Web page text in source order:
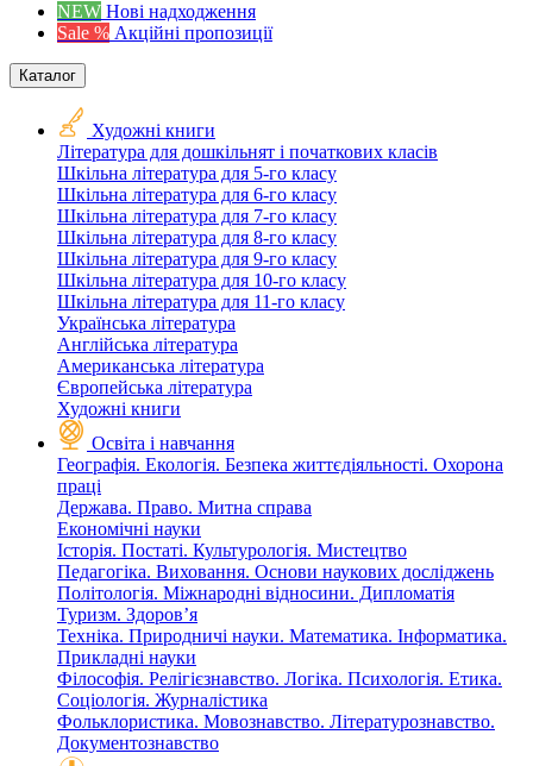
NEW Нові надходження
Sale % Акційні пропозиції
Каталог
Художні книги
Література для дошкільнят і початкових класів
Шкільна література для 5-го класу
Шкільна література для 6-го класу
Шкільна література для 7-го класу
Шкільна література для 8-го класу
Шкільна література для 9-го класу
Шкільна література для 10-го класу
Шкільна література для 11-го класу
Українська література
Англійська література
Американська література
Європейська література
Художні книги
Освіта і навчання
Географія. Екологія. Безпека життєдіяльності. Охорона
праці
Держава. Право. Митна справа
Економічні науки
Історія. Постаті. Культурологія. Мистецтво
Педагогіка. Виховання. Основи наукових досліджень
Політологія. Міжнародні відносини. Дипломатія
Туризм. Здоров’я
Техніка. Природничі науки. Математика. Інформатика.
Прикладні науки
Філософія. Релігієзнавство. Логіка. Психологія. Етика.
Соціологія. Журналістика
Фольклористика. Мовознавство. Літературознавство.
Документознавство